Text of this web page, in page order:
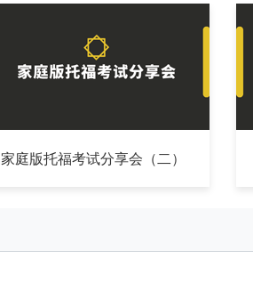
家庭版托福考试分享会（二）